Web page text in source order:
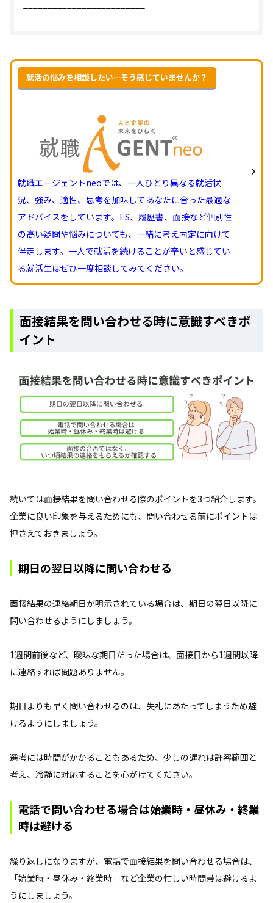
就活の悩みを相談したい…そう感じていませんか？
就職エージェントneoでは、一人ひとり異なる就活状
況、強み、適性、思考を加味してあなたに合った最適な
アドバイスをしています。ES、履歴書、面接など個別性
の高い疑問や悩みについても、一緒に考え内定に向けて
伴走します。一人で就活を続けることが辛いと感じてい
る就活生はぜひ一度相談してみてください。
面接結果を問い合わせる時に意識すべきポ
イント
続いては面接結果を問い合わせる際のポイントを3つ紹介します。
企業に良い印象を与えるためにも、問い合わせる前にポイントは
押さえておきましょう。
期日の翌日以降に問い合わせる
面接結果の連絡期日が明示されている場合は、期日の翌日以降に
問い合わせるようにしましょう。
1週間前後など、曖昧な期日だった場合は、面接日から1週間以降
に連絡すれば問題ありません。
期日よりも早く問い合わせるのは、失礼にあたってしまうため避
けるようにしましょう。
選考には時間がかかることもあるため、少しの遅れは許容範囲と
考え、冷静に対応することを心がけてください。
電話で問い合わせる場合は始業時・昼休み・終業
時は避ける
繰り返しになりますが、電話で面接結果を問い合わせる場合は、
「始業時・昼休み・終業時」など企業の忙しい時間帯は避けるよ
うにしましょう。